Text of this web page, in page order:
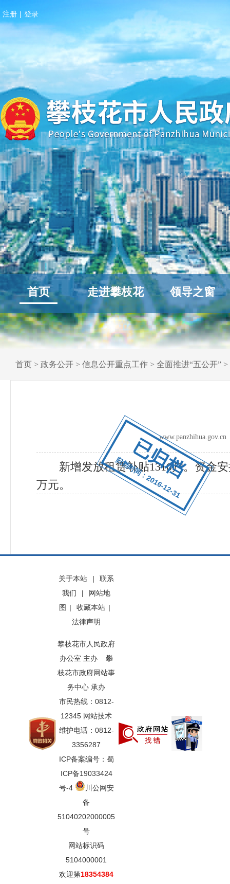
已归档
归档时间：2016-12-31
注册 | 登录
首页 走进攀枝花 领导之窗
首页 > 政务公开 > 信息公开重点工作 > 全面推进“五公开” >
新增发放租赁补贴1310户。资金
万元。
关于本站 |
联系
我们
|
网站地
图 | 收藏本站 |
法律声明
攀枝花市人民政府
办公室 主办 攀
枝花市政府网站事
务中心 承办
市民热线：0812-
12345 网站技术
维护电话：0812-
3356287
ICP备案编号：蜀
ICP备19033424
号-4
川公网安
备
51040202000005
号
网站标识码
5104000001
欢迎第18354384